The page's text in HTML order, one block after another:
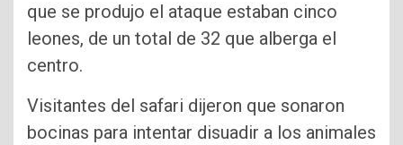
que se produjo el ataque estaban cinco
leones, de un total de 32 que alberga el
centro.
Visitantes del safari dijeron que sonaron
bocinas para intentar disuadir a los animales